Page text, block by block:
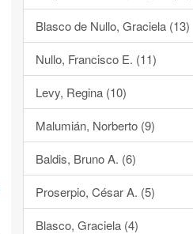
Blasco de Nullo, Graciela (13)
Nullo, Francisco E. (11)
Levy, Regina (10)
Malumián, Norberto (9)
Baldis, Bruno A. (6)
Proserpio, César A. (5)
Blasco, Graciela (4)